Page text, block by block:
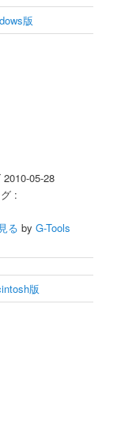
版
05-28
:
る byG-Tools
版